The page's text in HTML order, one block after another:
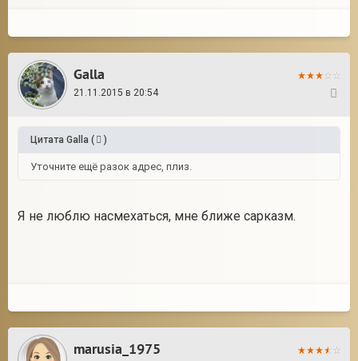
Galla
21.11.2015 в 20:54
Цитата Galla ( )
Уточните ещё разок адрес, плиз.
Я не люблю насмехаться, мне ближе сарказм.
marusia_1975